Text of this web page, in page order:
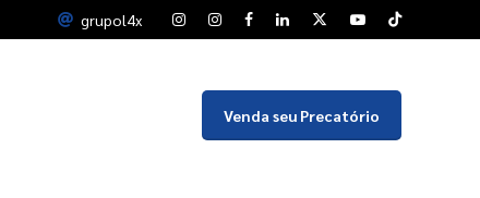
grupol4x
Venda seu Precatório